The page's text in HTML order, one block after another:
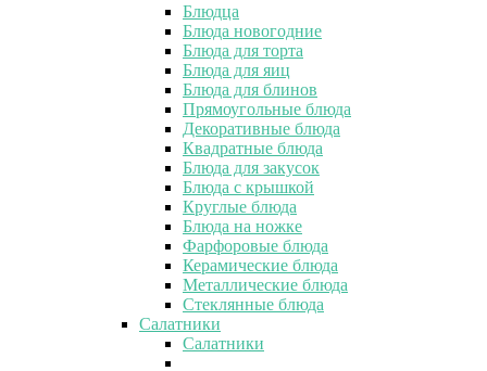
Блюдца
Блюда новогодние
Блюда для торта
Блюда для яиц
Блюда для блинов
Прямоугольные блюда
Декоративные блюда
Квадратные блюда
Блюда для закусок
Блюда с крышкой
Круглые блюда
Блюда на ножке
Фарфоровые блюда
Керамические блюда
Металлические блюда
Стеклянные блюда
Салатники
Салатники